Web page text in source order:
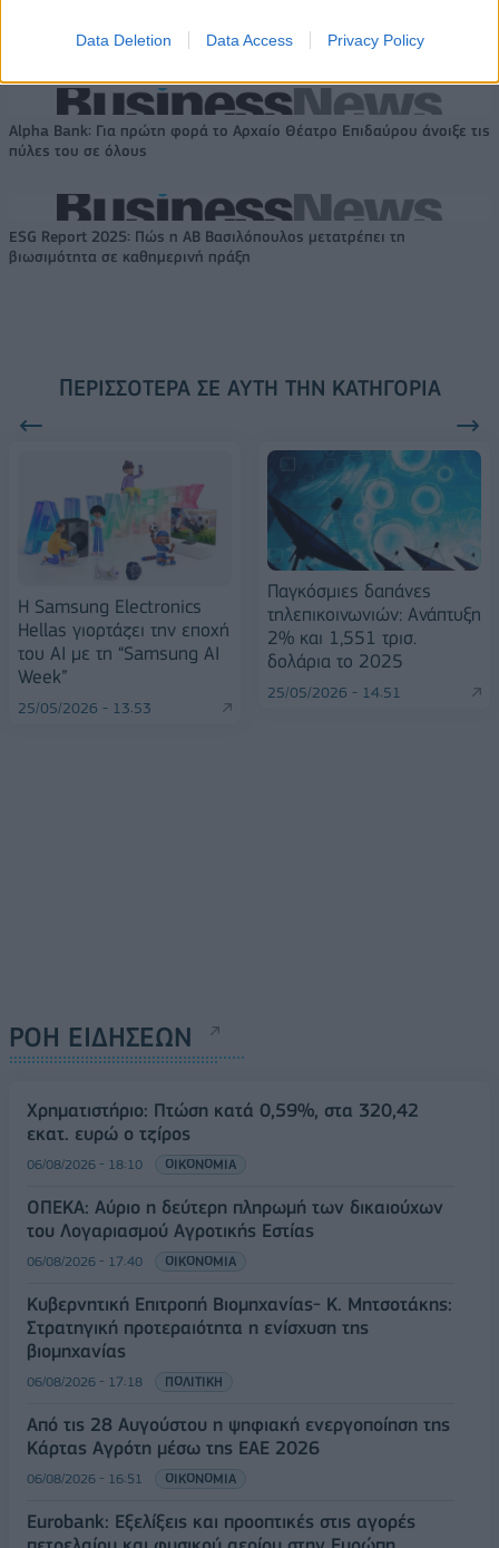
Data Deletion Data Access Privacy Policy
FTSE4Good
Alpha Bank: Για πρώτη φορά το Αρχαίο Θέατρο Επιδαύρου άνοιξε τις
πύλες του σε όλους
ESG Report 2025: Πώς η ΑΒ Βασιλόπουλος μετατρέπει τη
βιωσιμότητα σε καθημερινή πράξη
ΠΕΡΙΣΣΌΤΕΡΑ ΣΕ ΑΥΤΉ ΤΗΝ ΚΑΤΗΓΟΡΊΑ
Η Samsung Electronics
Hellas γιορτάζει την εποχή
του ΑΙ με τη “Samsung AI
Week”
25/05/2026 - 13:53
Παγκόσμιες δαπάνες
τηλεπικοινωνιών: Ανάπτυξη
2% και 1,551 τρισ.
δολάρια το 2025
25/05/2026 - 14:51
ΡΟΗ ΕΙΔΗΣΕΩΝ
Χρηματιστήριο: Πτώση κατά 0,59%, στα 320,42
εκατ. ευρώ ο τζίρος
06/08/2026 - 18:10 ΟΙΚΟΝΟΜΙΑ
ΟΠΕΚΑ: Αύριο η δεύτερη πληρωμή των δικαιούχων
του Λογαριασμού Αγροτικής Εστίας
06/08/2026 - 17:40 ΟΙΚΟΝΟΜΙΑ
Κυβερνητική Επιτροπή Βιομηχανίας- Κ. Μητσοτάκης:
Στρατηγική προτεραιότητα η ενίσχυση της
βιομηχανίας
06/08/2026 - 17:18 ΠΟΛΙΤΙΚΗ
Από τις 28 Αυγούστου η ψηφιακή ενεργοποίηση της
Κάρτας Αγρότη μέσω της ΕΑΕ 2026
06/08/2026 - 16:51 ΟΙΚΟΝΟΜΙΑ
Eurobank: Εξελίξεις και προοπτικές στις αγορές